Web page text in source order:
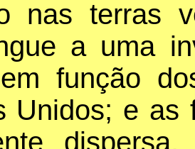
nas terras
a uma
função
Unidos; e as